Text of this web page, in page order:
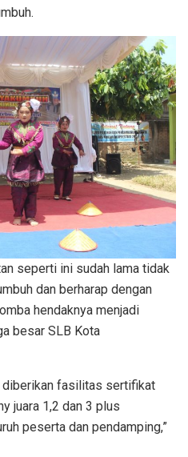
seperti ini sudah lama tidak
dan berharap dengan
hendaknya menjadi
besar SLB Kota
diberikan fasilitas sertifikat
juara 1,2 dan 3 plus
peserta dan pendamping,”